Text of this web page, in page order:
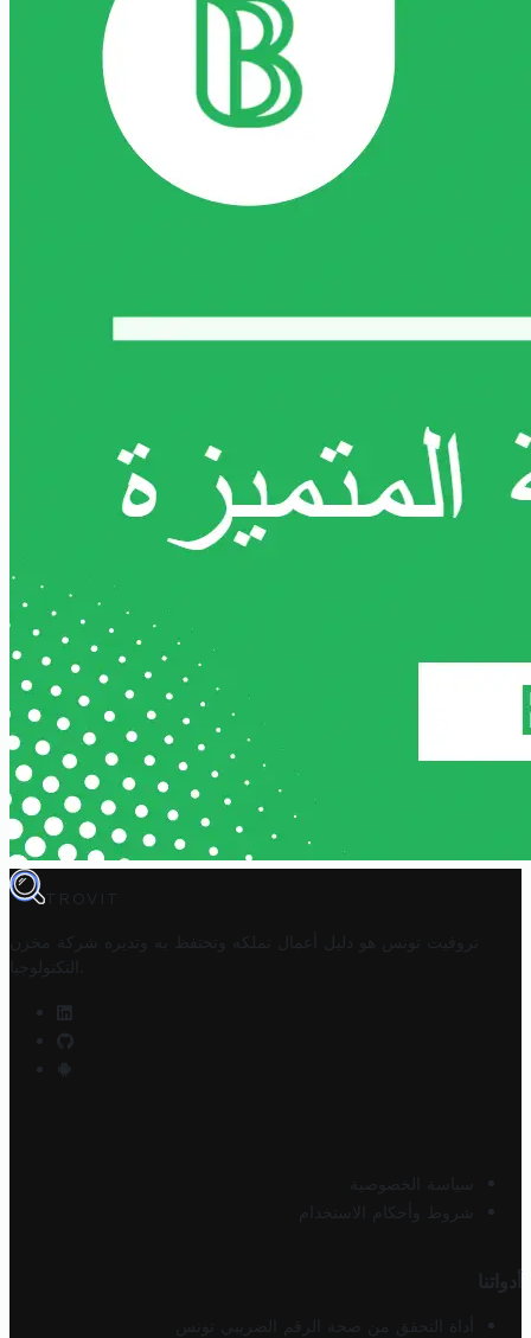
TROVIT
تروفيت تونس هو دليل أعمال تملكه وتحتفظ به وتديره
شركة مخزن
التكنولوجيا
سياسة الخصوصية
شروط وأحكام الاستخدام
أدواتنا
أداة التحقق من صحة الرقم الضريبي تونس